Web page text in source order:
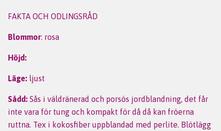
FAKTA OCH ODLINGSRÅD
Blommor: rosa
Höjd:
Läge: ljust
Sådd: Sås i väldränerad och porsös jordblandning, det får
inte vara för tung och kompakt för då då kan fröerna
ruttna. Tex i kokosfiber uppblandad med perlite. Blötlägg